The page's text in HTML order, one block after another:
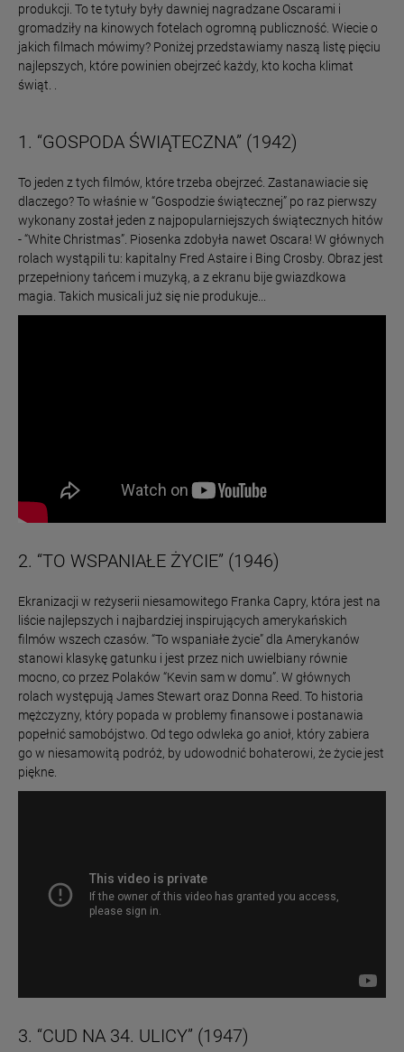
produkcji. To te tytuły były dawniej nagradzane Oscarami i
gromadziły na kinowych fotelach ogromną publiczność. Wiecie o
jakich filmach mówimy? Poniżej przedstawiamy naszą listę pięciu
najlepszych, które powinien obejrzeć każdy, kto kocha klimat
świąt. .
1. “GOSPODA ŚWIĄTECZNA” (1942)
To jeden z tych filmów, które trzeba obejrzeć. Zastanawiacie się
dlaczego? To właśnie w “Gospodzie świątecznej” po raz pierwszy
wykonany został jeden z najpopularniejszych świątecznych hitów
- “White Christmas”. Piosenka zdobyła nawet Oscara! W głównych
rolach wystąpili tu: kapitalny Fred Astaire i Bing Crosby. Obraz jest
przepełniony tańcem i muzyką, a z ekranu bije gwiazdkowa
magia. Takich musicali już się nie produkuje...
2. “TO WSPANIAŁE ŻYCIE” (1946)
Ekranizacji w reżyserii niesamowitego Franka Capry, która jest na
liście najlepszych i najbardziej inspirujących amerykańskich
filmów wszech czasów. “To wspaniałe życie” dla Amerykanów
stanowi klasykę gatunku i jest przez nich uwielbiany równie
mocno, co przez Polaków “Kevin sam w domu”. W głównych
rolach występują James Stewart oraz Donna Reed. To historia
mężczyzny, który popada w problemy finansowe i postanawia
popełnić samobójstwo. Od tego odwleka go anioł, który zabiera
go w niesamowitą podróż, by udowodnić bohaterowi, że życie jest
piękne.
3. “CUD NA 34. ULICY” (1947)